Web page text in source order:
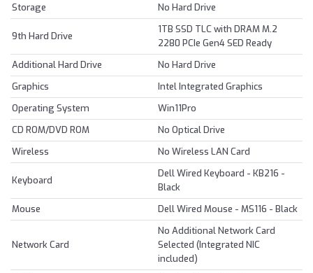
Storage
No Hard Drive
9th Hard Drive
1TB SSD TLC with DRAM M.2
2280 PCIe Gen4 SED Ready
Additional Hard Drive
No Hard Drive
Graphics
Intel Integrated Graphics
Operating System
Win11Pro
CD ROM/DVD ROM
No Optical Drive
Wireless
No Wireless LAN Card
Keyboard
Dell Wired Keyboard - KB216 -
Black
Mouse
Dell Wired Mouse - MS116 - Black
Network Card
No Additional Network Card
Selected (Integrated NIC
included)